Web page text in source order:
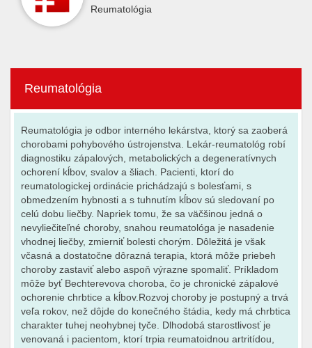
Reumatológia
Reumatológia
Reumatológia je odbor interného lekárstva, ktorý sa zaoberá
chorobami pohybového ústrojenstva. Lekár-reumatológ robí
diagnostiku zápalových, metabolických a degeneratívnych
ochorení kĺbov, svalov a šliach. Pacienti, ktorí do
reumatologickej ordinácie prichádzajú s bolesťami, s
obmedzením hybnosti a s tuhnutím kĺbov sú sledovaní po
celú dobu liečby. Napriek tomu, že sa väčšinou jedná o
nevyliečiteľné choroby, snahou reumatológa je nasadenie
vhodnej liečby, zmierniť bolesti chorým. Dôležitá je však
včasná a dostatočne dôrazná terapia, ktorá môže priebeh
choroby zastaviť alebo aspoň výrazne spomaliť. Príkladom
môže byť Bechterevova choroba, čo je chronické zápalové
ochorenie chrbtice a kĺbov.Rozvoj choroby je postupný a trvá
veľa rokov, než dôjde do konečného štádia, kedy má chrbtica
charakter tuhej neohybnej tyče. Dlhodobá starostlivosť je
venovaná i pacientom, ktorí trpia reumatoidnou artritídou,